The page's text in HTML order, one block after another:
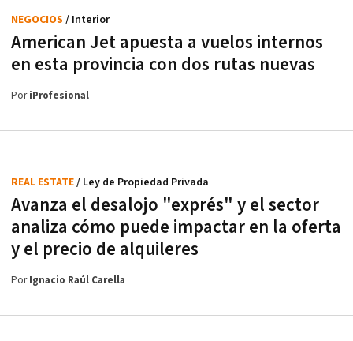
American Jet apuesta a vuelos internos
en esta provincia con dos rutas nuevas
NEGOCIOS / Interior
PoriProfesional
Avanza el desalojo "exprés" y el sector
analiza cómo puede impactar en la oferta
y el precio de alquileres
REAL ESTATE/ Ley de Propiedad Privada
PorIgnacio Raúl Carella